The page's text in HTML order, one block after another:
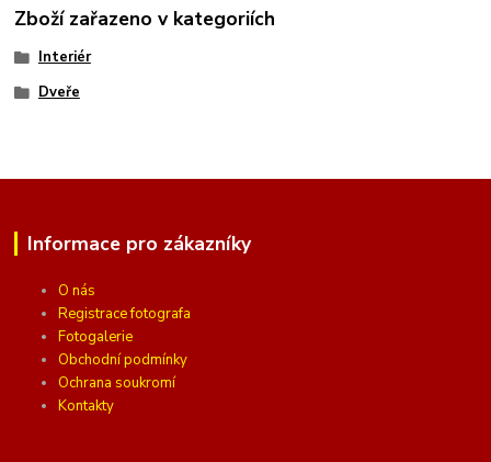
Zboží zařazeno v kategoriích
Interiér
Dveře
Informace pro zákazníky
O nás
Registrace fotografa
Fotogalerie
Obchodní podmínky
Ochrana soukromí
Kontakty